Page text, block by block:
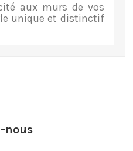
aux murs de vos
unique et distinctif
nous